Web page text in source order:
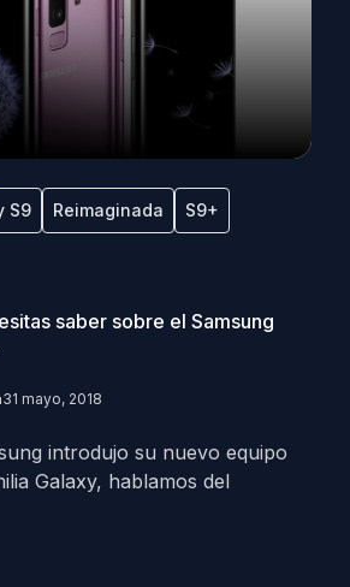
S9 Reimaginada S9+
saber sobre el Samsung
31 mayo, 2018
introdujo su nuevo equipo
Galaxy, hablamos del